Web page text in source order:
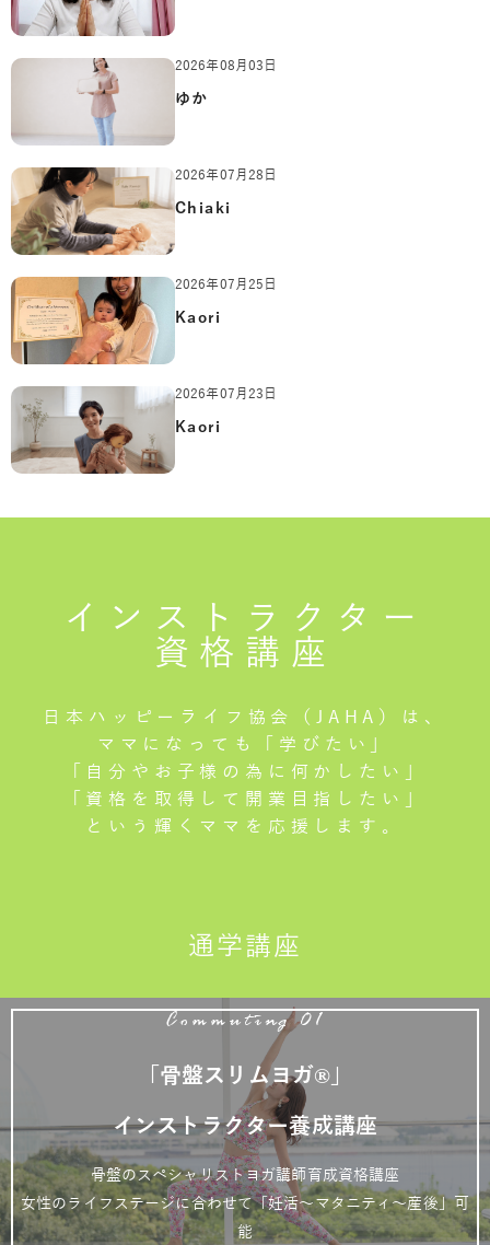
2026年08月03日
ゆか
2026年07月28日
Chiaki
2026年07月25日
Kaori
2026年07月23日
Kaori
インストラクター
資格講座
日本ハッピーライフ協会（JAHA）は、
ママになっても「学びたい」
「自分やお子様の為に何かしたい」
「資格を取得して開業目指したい」
という輝くママを応援します。
通学講座
Commuting 01
「骨盤スリムヨガ®」
インストラクター養成講座
骨盤のスペシャリストヨガ講師育成資格講座
女性のライフステージに合わせて「妊活～マタニティ～産後」可
能